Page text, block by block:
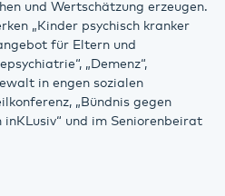
und Wertschätzung erzeugen.
„Kinder psychisch kranker
für Eltern und
„Demenz“,
in engen sozialen
„Bündnis gegen
inKLusiv“ und im Seniorenbeirat